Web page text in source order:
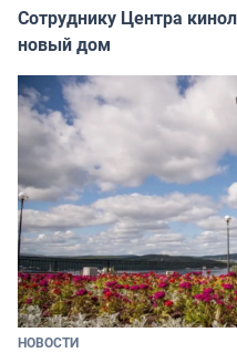
Сотруднику Центра
новый дом
НОВОСТИ